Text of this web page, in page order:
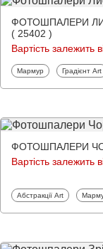
ФОТОШПАЛЕРИ
( 25402 )
Вартість залежить
Фотошпалери
Мармур Градієнт Art
ФОТОШПАЛЕРИ
Вартість залежить
Фотошпалери
Абстракції Art